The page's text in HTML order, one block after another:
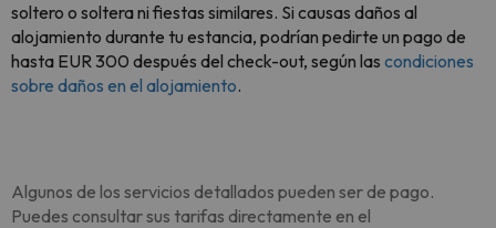
soltero o soltera ni fiestas similares. Si causas daños al
alojamiento durante tu estancia, podrían pedirte un pago de
hasta EUR 300 después del check-out, según las condiciones
sobre daños en el alojamiento.
Algunos de los servicios detallados pueden ser de pago.
Puedes consultar sus tarifas directamente en el